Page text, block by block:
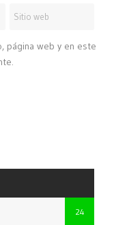
página web y en este
24